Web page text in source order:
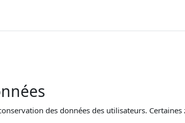
des données des utilisateurs.